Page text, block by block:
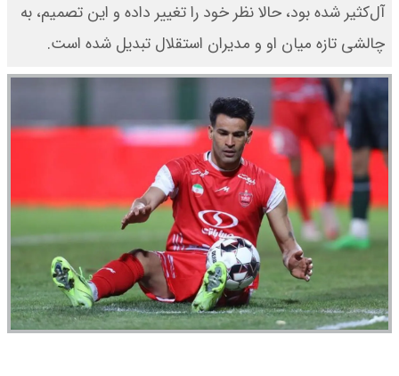
آل‌کثیر شده بود، حالا نظر خود را تغییر داده و این تصمیم، به
چالشی تازه میان او و مدیران استقلال تبدیل شده است.